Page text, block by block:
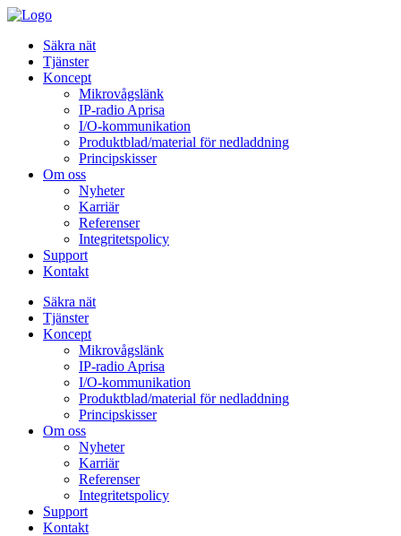
Säkra nät
Tjänster
Koncept
Mikrovågslänk
IP-radio Aprisa
I/O-kommunikation
Produktblad/material för nedladdning
Principskisser
Om oss
Nyheter
Karriär
Referenser
Integritetspolicy
Support
Kontakt
Säkra nät
Tjänster
Koncept
Mikrovågslänk
IP-radio Aprisa
I/O-kommunikation
Produktblad/material för nedladdning
Principskisser
Om oss
Nyheter
Karriär
Referenser
Integritetspolicy
Support
Kontakt